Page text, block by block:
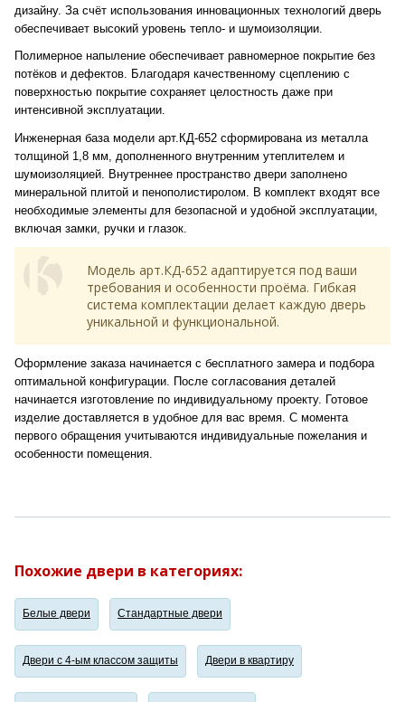
дизайну. За счёт использования инновационных технологий дверь
обеспечивает высокий уровень тепло- и шумоизоляции.
Полимерное напыление обеспечивает равномерное покрытие без
потёков и дефектов. Благодаря качественному сцеплению с
поверхностью покрытие сохраняет целостность даже при
интенсивной эксплуатации.
Инженерная база модели арт.КД-652 сформирована из металла
толщиной 1,8 мм, дополненного внутренним утеплителем и
шумоизоляцией. Внутреннее пространство двери заполнено
минеральной плитой и пенополистиролом. В комплект входят все
необходимые элементы для безопасной и удобной эксплуатации,
включая замки, ручки и глазок.
Модель арт.КД-652 адаптируется под ваши
требования и особенности проёма. Гибкая
система комплектации делает каждую дверь
уникальной и функциональной.
Оформление заказа начинается с бесплатного замера и подбора
оптимальной конфигурации. После согласования деталей
начинается изготовление по индивидуальному проекту. Готовое
изделие доставляется в удобное для вас время. С момента
первого обращения учитываются индивидуальные пожелания и
особенности помещения.
Похожие двери в категориях:
Белые двери Стандартные двери
Двери с 4-ым классом защиты Двери в квартиру